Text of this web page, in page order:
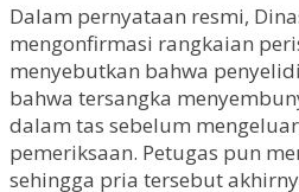
Dalam pernyataan resmi,
mengonfirmasi rangkaian
menyebutkan bahwa
bahwa tersangka
dalam tas sebelum
pemeriksaan. Petugas pun
sehingga pria tersebut